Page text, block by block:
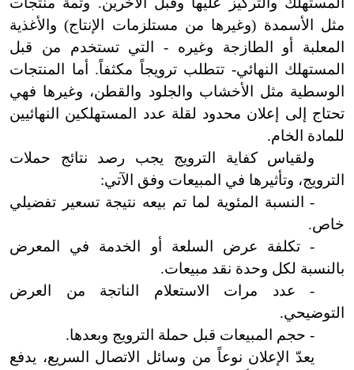
مثل الأسمدة (وغيرها من مستلزمات الإنتاج) والأغذية
المعلبة أو الطازجة وغيره - التي تستخدم من قبل
المستهلك النهائي- تتطلب ترويجاً مكثفاً. أما المنتجات
الوسطية مثل الأخشاب والجلود والقطن، وغيرها فهي
تحتاج إلى إعلان محدود لقلة عدد المستهلكين النهائيين
للمادة الخام.
ولقياس كفاية الترويج يجب رصد نتائج حملات
الترويج، وتأثيرها في المبيعات وفق الآتي:
- النسبة المئوية لما تم بيعه نتيجة تسعير تفضيلي
خاص.
- تكلفة عرض السلعة أو الخدمة في المعرض
بالنسبة لكل وحدة نقد مبيعات.
- عدد مرات الاستعلام الناتجة من العرض
التوضيحي.
- حجم المبيعات قبل حملة الترويج وبعدها.
يعدّ الإعلان نوعاً من وسائل الاتصال السريع، يدفع